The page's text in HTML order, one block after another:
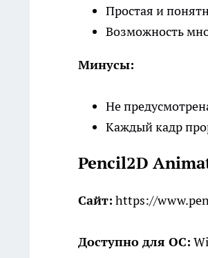
Простая и
Возможность
Минусы:
Не
Каждый кадр
Pencil2D
Сайт: https://
Доступно для ОС: